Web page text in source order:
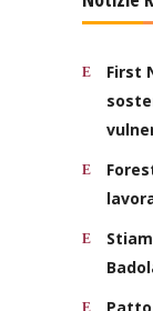
First